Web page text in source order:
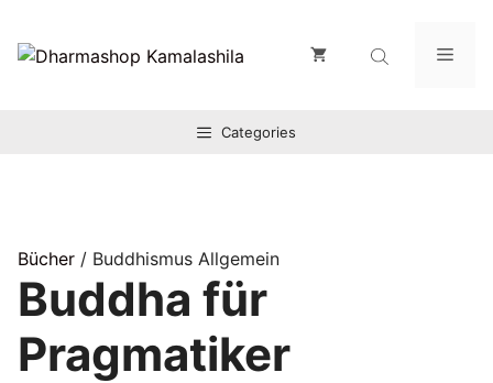
Inhalt
springen
Categories
Bücher / Buddhismus Allgemein
Buddha für
Pragmatiker